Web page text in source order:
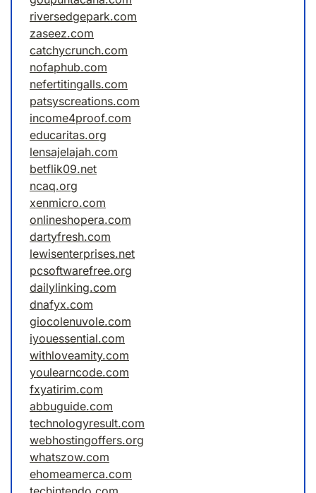
riversedgepark.com
zaseez.com
catchycrunch.com
nofaphub.com
nefertitingalls.com
patsyscreations.com
income4proof.com
educaritas.org
lensajelajah.com
betflik09.net
ncaq.org
xenmicro.com
onlineshopera.com
dartyfresh.com
lewisenterprises.net
pcsoftwarefree.org
dailylinking.com
dnafyx.com
giocolenuvole.com
iyouessential.com
withloveamity.com
youlearncode.com
fxyatirim.com
abbuguide.com
technologyresult.com
webhostingoffers.org
whatszow.com
ehomeamerca.com